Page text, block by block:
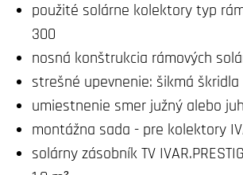
použité solárne kolektory typ
300
nosná konštrukcia rámových
strešné upevnenie: šikmá škridla
umiestnenie smer južný alebo
montážna sada - pre kolektory
solárny zásobník TV